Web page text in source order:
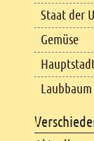
Staat der
Gemüse
Laubbaum